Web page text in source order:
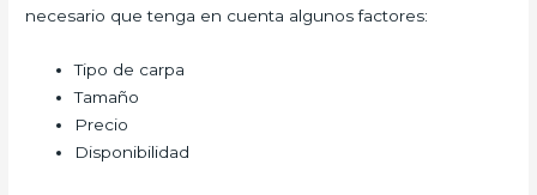
necesario que tenga en cuenta algunos factores:
Tipo de carpa
Tamaño
Precio
Disponibilidad